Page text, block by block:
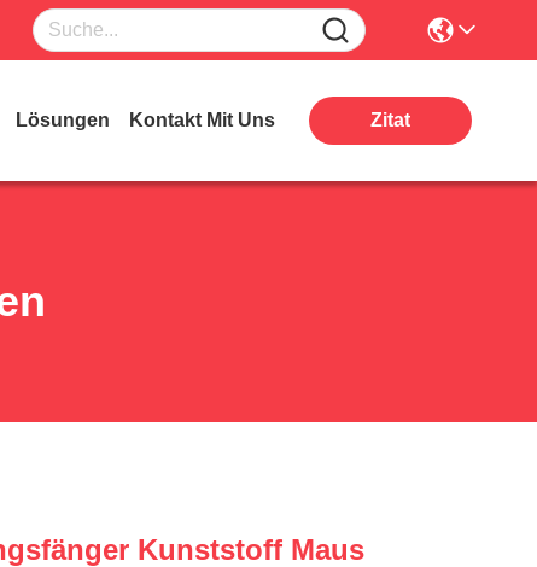
Lösungen Kontakt Mit Uns Zitat
Kunststoff Maus